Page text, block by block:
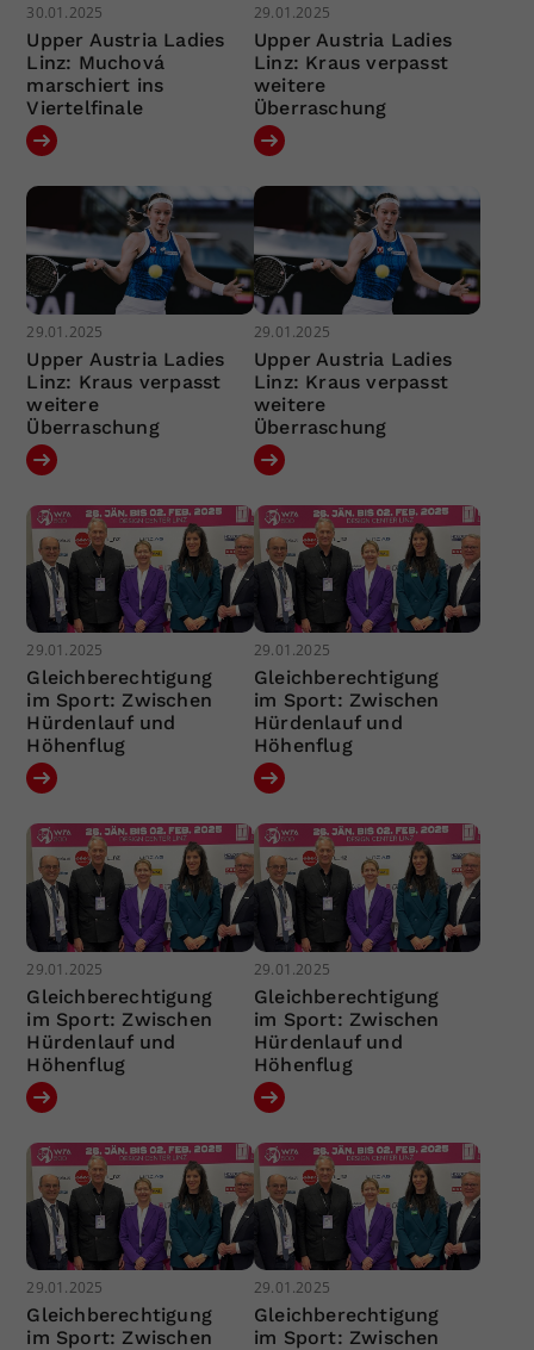
30.01.2025
Upper Austria Ladies
Linz: Muchová
marschiert ins
Viertelfinale
29.01.2025
Upper Austria Ladies
Linz: Kraus verpasst
weitere
Überraschung
29.01.2025
Upper Austria Ladies
Linz: Kraus verpasst
weitere
Überraschung
29.01.2025
Upper Austria Ladies
Linz: Kraus verpasst
weitere
Überraschung
29.01.2025
Gleichberechtigung
im Sport: Zwischen
Hürdenlauf und
Höhenflug
29.01.2025
Gleichberechtigung
im Sport: Zwischen
Hürdenlauf und
Höhenflug
29.01.2025
Gleichberechtigung
im Sport: Zwischen
Hürdenlauf und
Höhenflug
29.01.2025
Gleichberechtigung
im Sport: Zwischen
Hürdenlauf und
Höhenflug
29.01.2025
Gleichberechtigung
im Sport: Zwischen
29.01.2025
Gleichberechtigung
im Sport: Zwischen